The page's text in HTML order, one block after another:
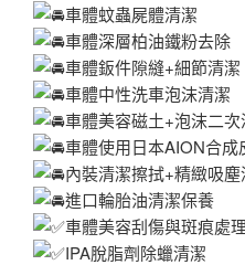
車體蚊蟲屍體清潔
車體深層柏油鐵粉去除
車體鈑件隙縫+細節清潔
車體中性洗車泡沫清潔
車體美容磁土+泡沫二
車體使用日本AION合
內裝清潔擦拭+精緻吸塵
進口輪胎油清潔保養
車體美容刮傷與斑痕處
IPA脫脂劑除蠟清潔